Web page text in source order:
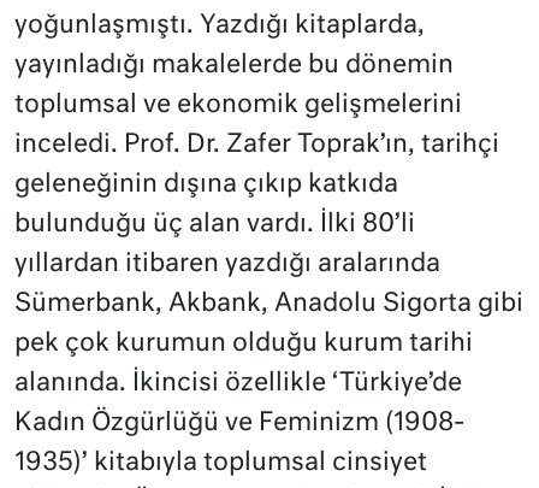
yoğunlaşmıştı. Yazdığı kitaplarda,
yayınladığı makalelerde bu dönemin
toplumsal ve ekonomik gelişmelerini
inceledi. Prof. Dr. Zafer Toprak’ın, tarihçi
geleneğinin dışına çıkıp katkıda
bulunduğu üç alan vardı. İlki 80’li
yıllardan itibaren yazdığı aralarında
Sümerbank, Akbank, Anadolu Sigorta gibi
pek çok kurumun olduğu kurum tarihi
alanında. İkincisi özellikle ‘Türkiye’de
Kadın Özgürlüğü ve Feminizm (1908-
1935)’ kitabıyla toplumsal cinsiyet